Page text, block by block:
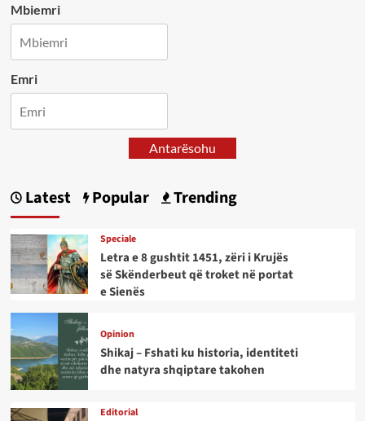
Mbiemri
Emri
Antarësohu
Latest Popular Trending
Speciale
Letra e 8 gushtit 1451, zëri i Krujës
së Skënderbeut që troket në portat
e Sienës
Opinion
Shikaj – Fshati ku historia, identiteti
dhe natyra shqiptare takohen
Editorial